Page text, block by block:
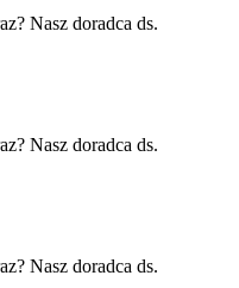
Nasz doradca ds.
Nasz doradca ds.
Nasz doradca ds.